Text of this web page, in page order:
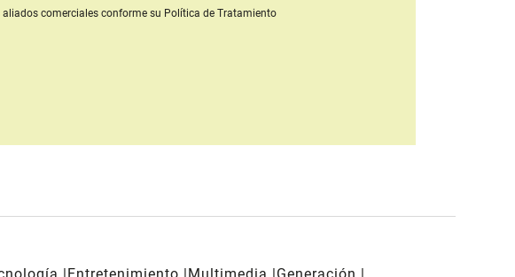
comercialesconforme su Política de Tratamiento